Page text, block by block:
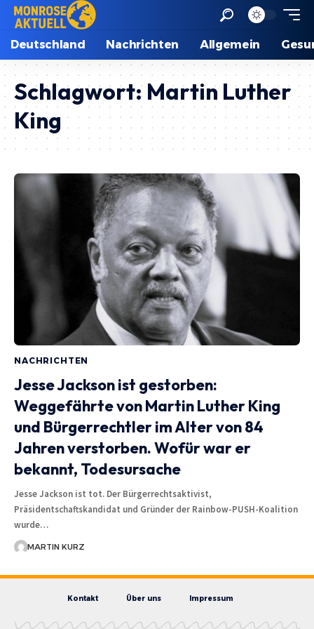
Deutschland Nachrichten Allgemein
Schlagwort: Martin Luther
King
NACHRICHTEN
Jesse Jackson ist gestorben:
Weggefährte von Martin Luther King
und Bürgerrechtler im Alter von 84
Jahren verstorben. Wofür war er
bekannt, Todesursache
Jesse Jackson ist tot. Der Bürgerrechtsaktivist,
Präsidentschaftskandidat und Gründer der Rainbow-PUSH-Koalition
wurde…
MARTIN KURZ
Kontakt Über uns Impressum